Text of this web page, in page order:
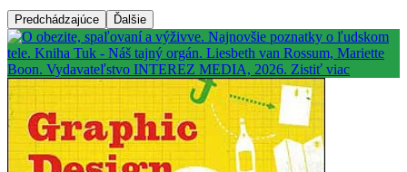
Predchádzajúce Ďalšie